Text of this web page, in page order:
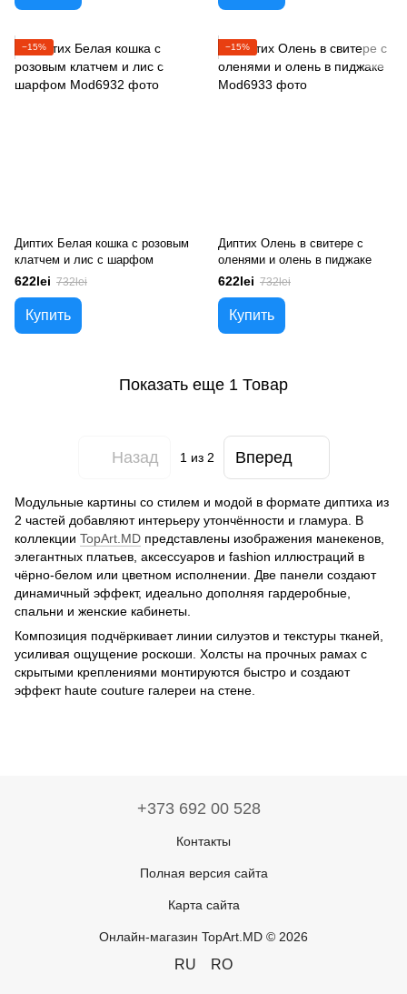
−15%
Диптих Белая кошка с розовым
клатчем и лис с шарфом
622lei 732lei
Купить
−15%
Диптих Олень в свитере с
оленями и олень в пиджаке
622lei 732lei
Купить
Показать еще 1 Товар
Назад 1 из 2 Вперед
Модульные картины со стилем и модой в формате диптиха из
2 частей добавляют интерьеру утончённости и гламура. В
коллекции TopArt.MD представлены изображения манекенов,
элегантных платьев, аксессуаров и fashion иллюстраций в
чёрно-белом или цветном исполнении. Две панели создают
динамичный эффект, идеально дополняя гардеробные,
спальни и женские кабинеты.
Композиция подчёркивает линии силуэтов и текстуры тканей,
усиливая ощущение роскоши. Холсты на прочных рамах с
скрытыми креплениями монтируются быстро и создают
эффект haute couture галереи на стене.
+373 692 00 528
Контакты
Полная версия сайта
Карта сайта
Онлайн-магазин TopArt.MD © 2026
RU RO